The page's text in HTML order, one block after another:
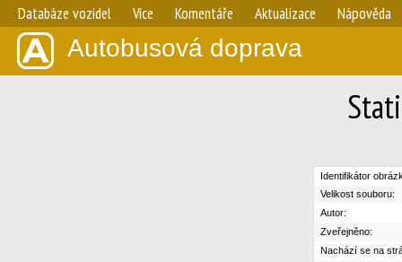
Databáze vozidel Více Komentáře Aktualizace Nápověda
Autobusová doprava
Identifikátor
Velikost souboru:
Autor:
Zveřejněno:
Nachází se na